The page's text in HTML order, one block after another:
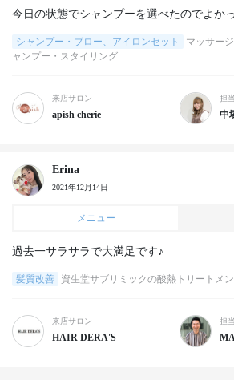
今日の状態でシャンプーを選べたのでよか
シャンプー・ブロー、アイロンセット
マッサー
ャンプー・スタイリング
来店サロン
apish cherie
担
中
Erina
2021年12月14日
メニュー
過去一サラサラで大満足です♪
髪質改善 資生堂サブリミックの酸熱トリートメ
来店サロン
HAIR DERA'S
担